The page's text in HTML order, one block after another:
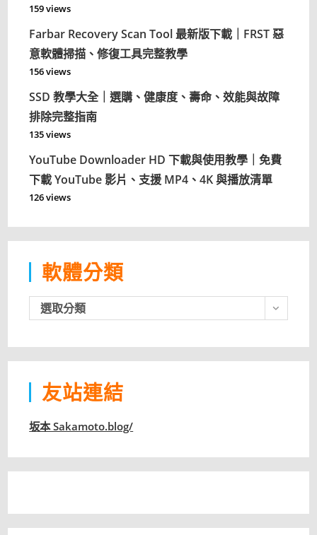
159 views
Farbar Recovery Scan Tool 最新版下載｜FRST 惡
意軟體掃描、修復工具完整教學
156 views
SSD 教學大全｜選購、健康度、壽命、效能與故障
排除完整指南
135 views
YouTube Downloader HD 下載與使用教學｜免費
下載 YouTube 影片、支援 MP4、4K 與播放清單
126 views
軟體分類
體
選取分類
友站連結
坂本 Sakamoto.blog/